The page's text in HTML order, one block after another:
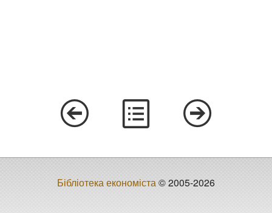
Бібліотека економіста© 2005-2026